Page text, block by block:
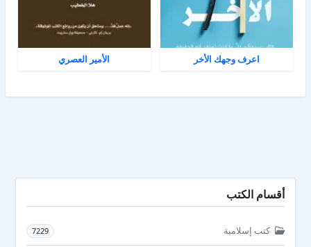
اعرف وجهك الأخر الأمير العصري
أقسام الكتب
كتب إسلامية 7229